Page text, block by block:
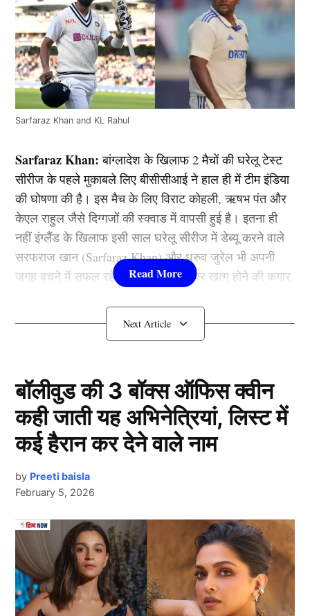
Sarfaraz Khan and KL Rahul
Sarfaraz Khan: बांग्लादेश के खिलाफ 2 मैचों की घरेलू टेस्ट
सीरीज के पहले मुकाबले लिए बीसीसीआई ने हाल ही में टीम इंडिया
की घोषणा की है। इस मैच के लिए विराट कोहली, ऋषभ पंत और
केएल राहुल जैसे दिग्गजों की स्क्वाड में वापसी हुई है। इतना ही
नहीं इंग्लैंड के खिलाफ इसी साल घरेलू सीरीज में डेब्यू करने वाले
सरफराज खान (Sarfaraz Khan) और ध्रुव जुरेल भी अपनी
जगह बचने में सफल रहे। मगर इनका करियर खत्म होने की कगार
शुरू होते ही खत्म करियर
Sarfaraz Khan
इसी साल की शुरुआत में भारत के इंग्लैंड के खिलाफ घरेलू सरजमीं
पर 5 मैचों की टेस्ट सीरीज खेली थी। इसी दौरान सरफराज खान
(Sarfaraz Khan) को टीम इंडिया में डेब्यू का मौका मिला। उन्होंने
Next Article
बॉलीवुड की 3 बॉक्स ऑफिस क्वीन
कही जाती यह अभिनेत्रियां, लिस्ट में
कई हैरान कर देने वाले नाम
by Preeti baisla
February 5, 2026